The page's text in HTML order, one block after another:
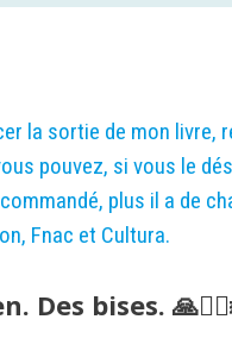
la sortie de mon livre,
pouvez, si vous le
plus il a de
Fnac et Cultura.
bises.